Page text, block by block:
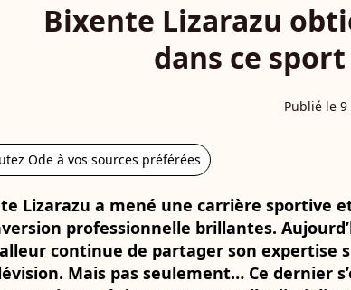
Bixente Lizarazu
dans ce
Publié le
Ode à vos sources préférées
Lizarazu a mené une carrière sportive
professionnelle brillantes.
continue de partager son expertise
Mais pas seulement… Ce dernier